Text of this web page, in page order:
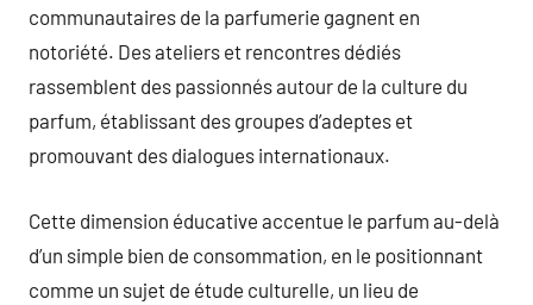
communautaires de la parfumerie gagnent en
notoriété. Des ateliers et rencontres dédiés
rassemblent des passionnés autour de la culture du
parfum, établissant des groupes d’adeptes et
promouvant des dialogues internationaux.
Cette dimension éducative accentue le parfum au-delà
d’un simple bien de consommation, en le positionnant
comme un sujet de étude culturelle, un lieu de